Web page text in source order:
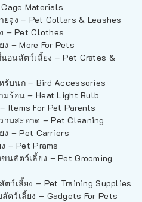
Materials
จูง – Pet Collars & Leashes
– Pet Clothes
– More For Pets
อนสัตว์เลี้ยง – Pet Crates &
รับนก – Bird Accessories
มร้อน – Heat Light Bulb
Items For Pet Parents
มสะอาด – Pet Cleaning
ง – Pet Carriers
– Pet Prams
นสัตว์เลี้ยง – Pet Grooming
ว์เลี้ยง – Pet Training Supplies
ตว์เลี้ยง – Gadgets For Pets